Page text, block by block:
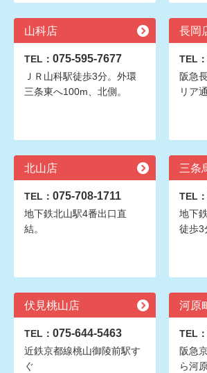
山科店
TEL： 075-595-7677
ＪＲ山科駅徒歩3分。外環
三条東へ100m、北側。
長岡
TEL：
阪急
リア
北山店
TEL： 075-708-1711
地下鉄北山駅4番出口直
結。
三条
TEL：
地下
徒歩3
伏見桃山店
TEL： 075-644-5463
近鉄京都線桃山御陵前駅す
ぐ
河原
TEL：
阪急
ら河